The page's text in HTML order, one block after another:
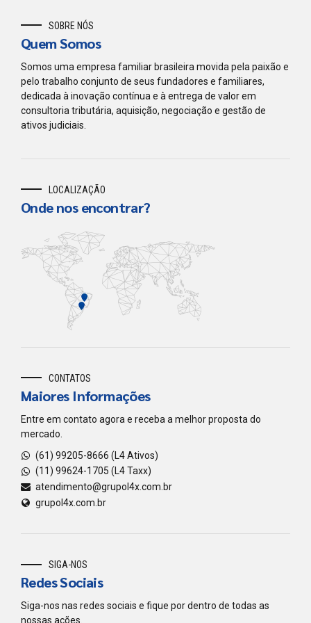
SOBRE NÓS
Quem Somos
Somos uma empresa familiar brasileira movida pela paixão e
pelo trabalho conjunto de seus fundadores e familiares,
dedicada à inovação contínua e à entrega de valor em
consultoria tributária, aquisição, negociação e gestão de
ativos judiciais.
LOCALIZAÇÃO
Onde nos encontrar?
CONTATOS
Maiores Informações
Entre em contato agora e receba a melhor proposta do
mercado.
(61) 99205-8666 (L4 Ativos)
(11) 99624-1705 (L4 Taxx)
atendimento@grupol4x.com.br
grupol4x.com.br
SIGA-NOS
Redes Sociais
Siga-nos nas redes sociais e fique por dentro de todas as
nossas ações.